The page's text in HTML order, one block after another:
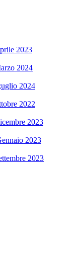
2023
2024
2024
2022
2023
2023
2023